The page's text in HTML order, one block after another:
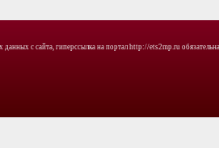
с сайта, гиперссылка на портал http://ets2mp.ru